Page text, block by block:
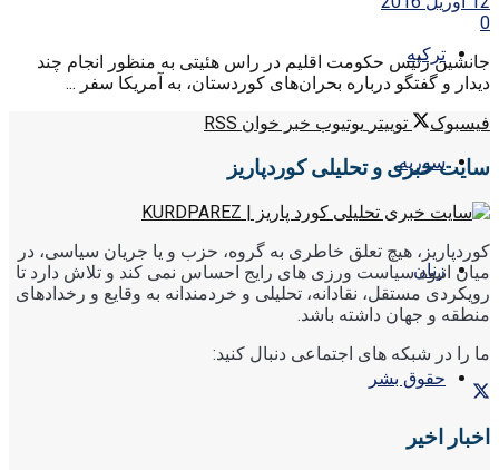
ترکیه
سوریه
زنان
حقوق بشر
0
جانشین رئیس حکومت اقلیم در راس هئیتی به منظور انجام چند
دیدار و گفتگو درباره بحران‌های کوردستان، به آمریکا سفر ...
فیسبوک
توییتر یوتیوب خبر خوان RSS
سایت خبری و تحلیلی کوردپاریز
کوردپاریز، هیچ تعلق خاطری به گروه، حزب و یا جریان سیاسی، در
میان انبوه سیاست ورزی های رایج احساس نمی کند و تلاش دارد تا
رویکردی مستقل، نقادانه، تحلیلی و خردمندانه به وقایع و رخدادهای
منطقه و جهان داشته باشد.
ما را در شبکه های اجتماعی دنبال کنید:
اخبار اخیر